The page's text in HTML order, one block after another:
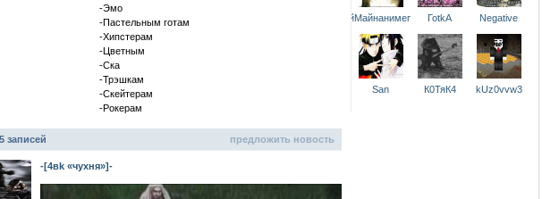
-Эмо
-Пастельным готам
-Хипстерам
-Цветным
-Ска
-Трэшкам
-Скейтерам
-Рокерам
записей предложить новость
-[4вk «чухня»]-
КрутойМайнанимепацанаГоtkА Negative
San К0ТяК4 kUz0vvw3